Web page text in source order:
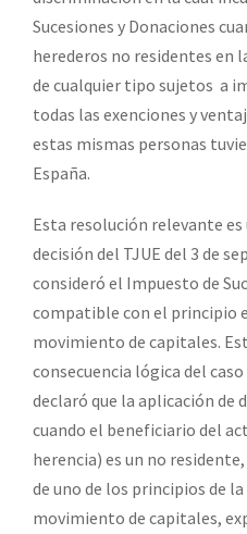
Sucesiones y Donaciones
herederos no residentes en
de cualquier tipo sujetos a
todas las exenciones y
estas mismas personas
España.
Esta resolución relevante es
decisión del TJUE del 3 de
consideró el Impuesto de
compatible con el principio
movimiento de capitales.
consecuencia lógica del
declaró que la aplicación de
cuando el beneficiario del
herencia) es un no
de uno de los principios de
movimiento de capitales,